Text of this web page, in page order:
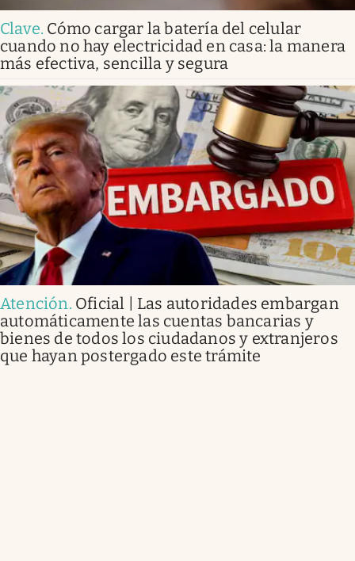
Clave. Cómo cargar la batería del celular
cuando no hay electricidad en casa: la manera
más efectiva, sencilla y segura
Atención. Oficial | Las autoridades embargan
automáticamente las cuentas bancarias y
bienes de todos los ciudadanos y extranjeros
que hayan postergado este trámite